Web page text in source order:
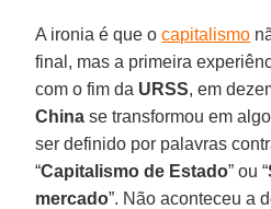
A ironia é que ocapitalismo
final, mas a primeira
com o fim da URSS, em
China se transformou em
ser definido por palavras
“Capitalismo de Estado” ou “
mercado”. Não aconteceu a